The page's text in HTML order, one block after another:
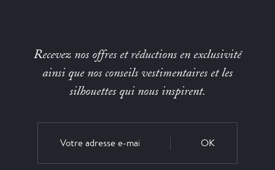
Recevez nos offres et réductions en exclusivité
ainsi que nos conseils vestimentaires et les
silhouettes qui nous inspirent.
OK